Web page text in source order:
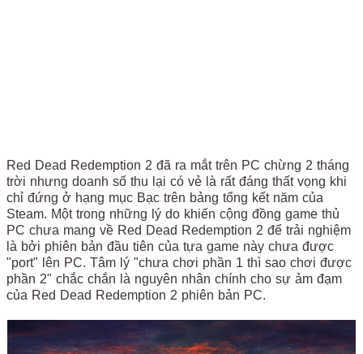
Red Dead Redemption 2 đã ra mắt trên PC chừng 2 tháng
trời nhưng doanh số thu lại có vẻ là rất đáng thất vọng khi
chỉ đứng ở hạng mục Bạc trên bảng tổng kết năm của
Steam. Một trong những lý do khiến cộng đồng game thủ
PC chưa mang về Red Dead Redemption 2 để trải nghiệm
là bởi phiên bản đầu tiên của tựa game này chưa được
"port" lên PC. Tâm lý "chưa chơi phần 1 thì sao chơi được
phần 2" chắc chắn là nguyên nhân chính cho sự ảm đạm
của Red Dead Redemption 2 phiên bản PC.